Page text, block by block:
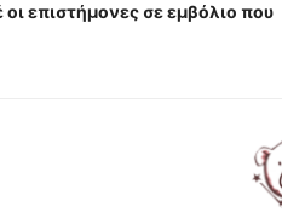
επιστήμονες σε εμβόλιο που